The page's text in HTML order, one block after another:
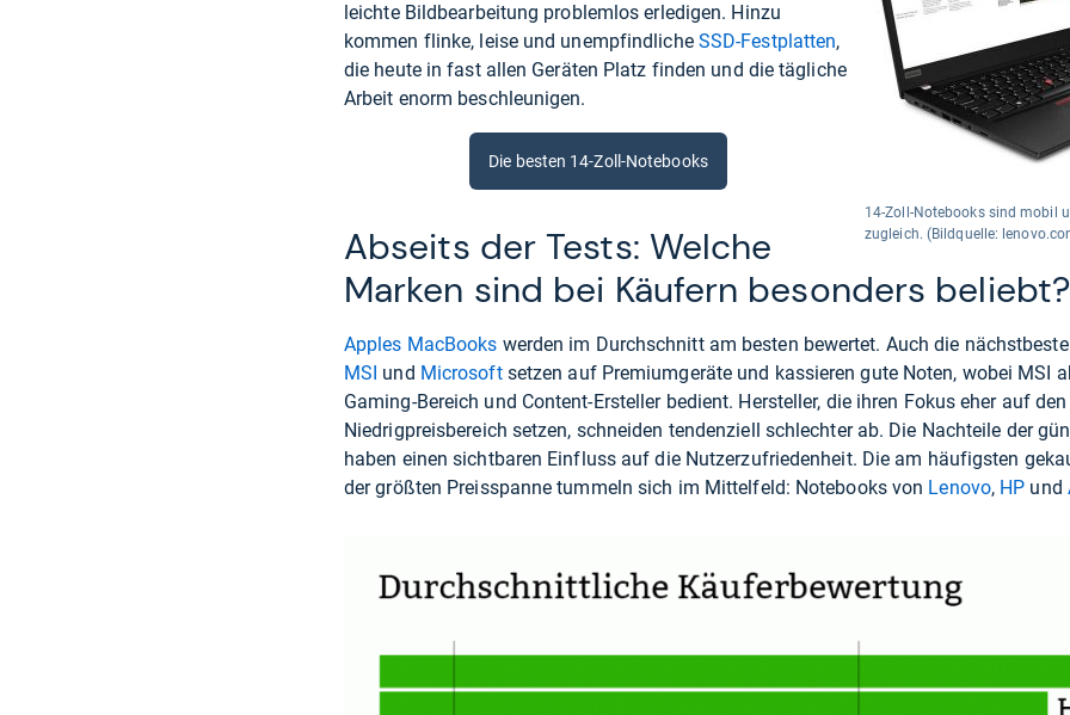
14-Zoll-Notebooks sind mobil
zugleich. (Bildquelle:
leichte Bildbearbeitung problemlos erledigen. Hinzu
kommen flinke, leise und unempfindliche SSD-Festplatten,
die heute in fast allen Geräten Platz finden und die tägliche
Arbeit enorm beschleunigen.
Die besten 14-Zoll-Notebooks
Abseits der Tests: Welche
Marken sind bei Käufern besonders beliebt?
Apples MacBooks werden im Durchschnitt am besten bewertet. Auch die
MSI und Microsoftsetzen auf Premiumgeräte und kassieren gute Noten, wobei MSI
Gaming-Bereich und Content-Ersteller bedient. Hersteller, die ihren Fokus eher auf den
Niedrigpreisbereich setzen, schneiden tendenziell schlechter ab. Die Nachteile der
haben einen sichtbaren Einfluss auf die Nutzerzufriedenheit. Die am häufigsten
der größten Preisspanne tummeln sich im Mittelfeld: Notebooks von Lenovo, HP und